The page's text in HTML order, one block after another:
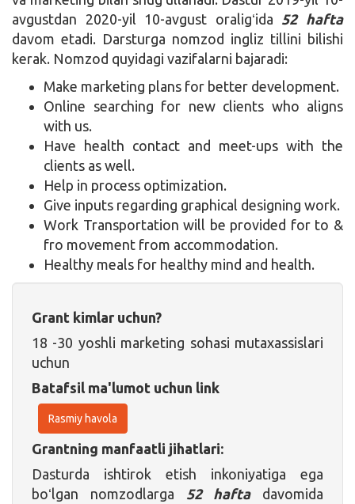
avgustdan 2020-yil 10-avgust oraligʻida 52 hafta
davom etadi. Darsturga nomzod ingliz tillini bilishi
kerak. Nomzod quyidagi vazifalarni bajaradi:
Make marketing plans for better development.
Online searching for new clients who aligns
with us.
Have health contact and meet-ups with the
clients as well.
Help in process optimization.
Give inputs regarding graphical designing work.
Work Transportation will be provided for to &
fro movement from accommodation.
Healthy meals for healthy mind and health.
Grant kimlar uchun?
18 -30 yoshli marketing sohasi mutaxassislari
uchun
Batafsil ma'lumot uchun link
Rasmiy havola
Grantning manfaatli jihatlari:
Dasturda ishtirok etish inkoniyatiga ega
boʻlgan nomzodlarga 52 hafta davomida